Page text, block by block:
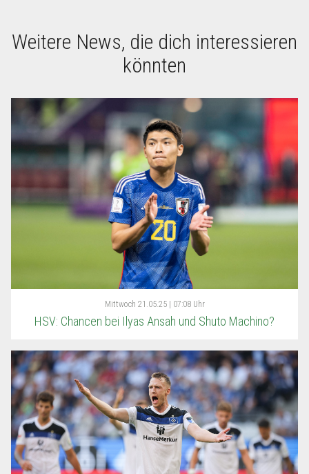
Weitere News, die dich interessieren
könnten
Mittwoch 21.05.25 | 07:08 Uhr
HSV: Chancen bei Ilyas Ansah und Shuto Machino?